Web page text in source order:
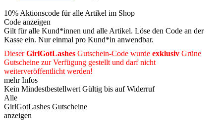
10% Aktionscode für alle Artikel im Shop
Code anzeigen
Gilt für alle Kund*innen und alle Artikel. Löse den Code an der
Kasse ein. Nur einmal pro Kund*in anwendbar.
DieserGirlGotLashes Gutschein-Code wurde exklusiv Grüne
Gutscheine zur Verfügung gestellt und darf nicht
weiterveröffentlicht werden!
mehr Infos
Kein Mindestbestellwert Gültig bis auf Widerruf
Alle
GirlGotLashes Gutscheine
anzeigen